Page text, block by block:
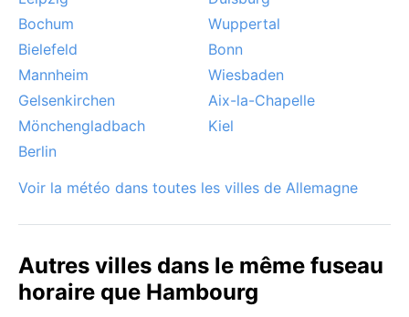
Bochum
Wuppertal
Bielefeld
Bonn
Mannheim
Wiesbaden
Gelsenkirchen
Aix-la-Chapelle
Mönchengladbach
Kiel
Berlin
Voir la météo dans toutes les villes de Allemagne
Autres villes dans le même fuseau
horaire que Hambourg